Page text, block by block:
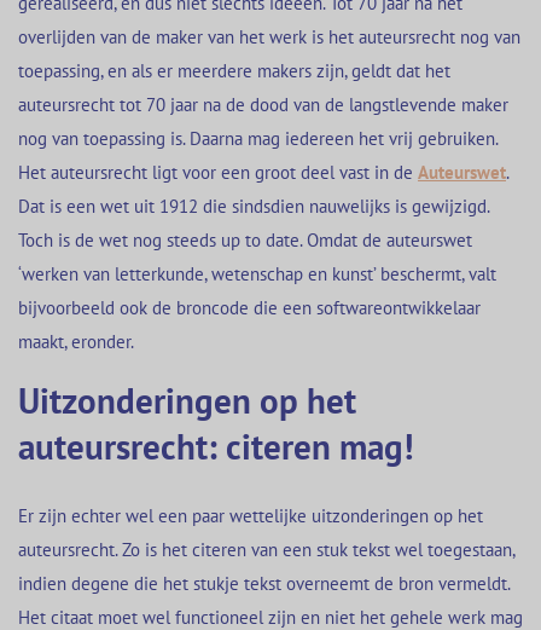
overlijden van de maker van het werk is het auteursrecht nog van
toepassing, en als er meerdere makers zijn, geldt dat het
auteursrecht tot 70 jaar na de dood van de langstlevende maker
nog van toepassing is. Daarna mag iedereen het vrij gebruiken.
Het auteursrecht ligt voor een groot deel vast in de Auteurswet.
Dat is een wet uit 1912 die sindsdien nauwelijks is gewijzigd.
Toch is de wet nog steeds up to date. Omdat de auteurswet
‘werken van letterkunde, wetenschap en kunst’ beschermt, valt
bijvoorbeeld ook de broncode die een softwareontwikkelaar
maakt, eronder.
Uitzonderingen op het
auteursrecht: citeren mag!
Er zijn echter wel een paar wettelijke uitzonderingen op het
auteursrecht. Zo is het citeren van een stuk tekst wel toegestaan,
indien degene die het stukje tekst overneemt de bron vermeldt.
Het citaat moet wel functioneel zijn en niet het gehele werk mag